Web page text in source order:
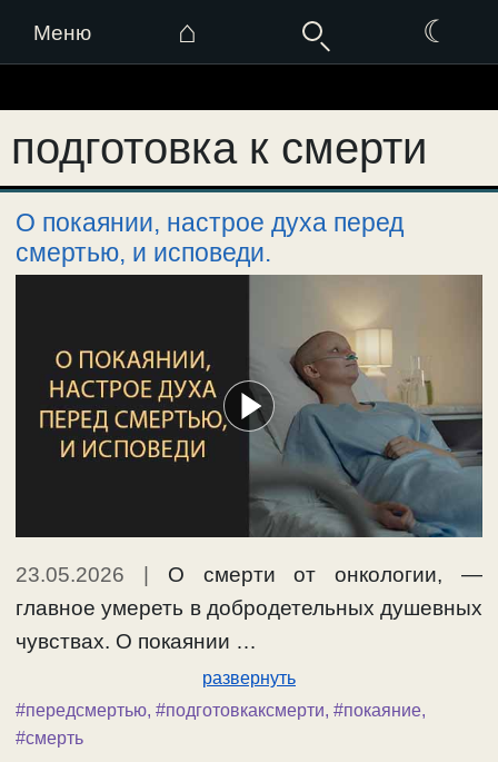
Меню ⌂ ☾
к
содержимому
подготовка к смерти
О покаянии, настрое духа перед
смертью, и исповеди.
23.05.2026 | О смерти от онкологии, —
главное умереть в добродетельных душевных
чувствах. О покаянии …
развернуть
#передсмертью, #подготовкаксмерти, #покаяние,
#смерть